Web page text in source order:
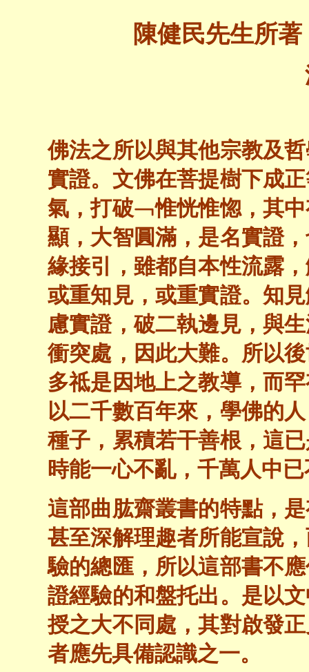
陳健民先生所
佛法之所以與其他宗教及
實證。文佛在菩提樹下成
氣，打破﹁惟恍惟惚，其
顯，大智圓滿，是名實證
緣接引，雖都自本性流露
或重知見，或重實證。知
慮實證，破二執邊見，與
衝突處，因此大難。所以
多祗是因地上之教導，而
以二千數百年來，學佛的
種子，累積若干善根，這
時能一心不亂，千萬人中
這部曲肱齋叢書的特點，
甚至深解理趣者所能宣說
驗的總匯，所以這部書不
證經驗的和盤托出。是以
授之大不同處，其對啟發
者應先具備認識之一。